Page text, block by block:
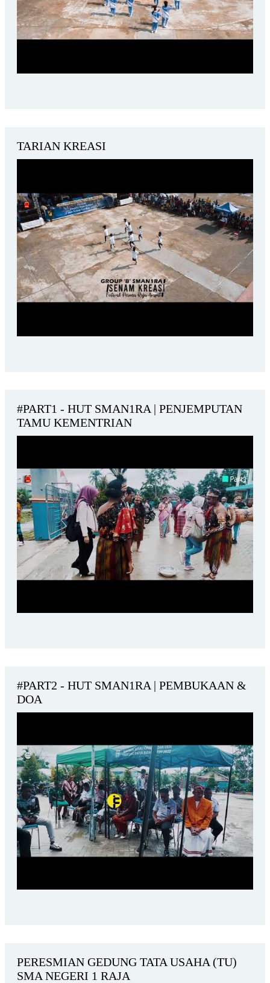
TARIAN KREASI
#PART1 - HUT SMAN1RA | PENJEMPUTAN
TAMU KEMENTRIAN
#PART2 - HUT SMAN1RA | PEMBUKAAN &
DOA
PERESMIAN GEDUNG TATA USAHA (TU)
SMA NEGERI 1 RAJA